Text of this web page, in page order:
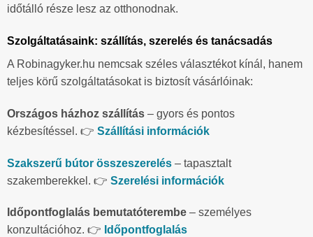
időtálló része lesz az otthonodnak.
Szolgáltatásaink: szállítás, szerelés és tanácsadás
A Robinagyker.hu nemcsak széles választékot kínál, hanem
teljes körű szolgáltatásokat is biztosít vásárlóinak:
Országos házhoz szállítás – gyors és pontos
kézbesítéssel. 👉 Szállítási információk
Szakszerű bútor összeszerelés – tapasztalt
szakemberekkel. 👉 Szerelési információk
Időpontfoglalás bemutatóterembe – személyes
konzultációhoz. 👉 Időpontfoglalás